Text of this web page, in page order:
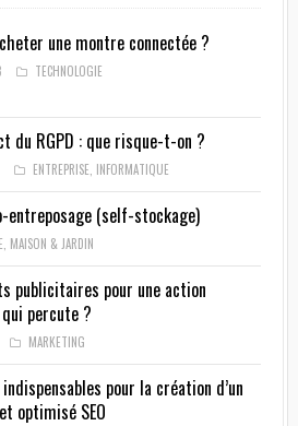
une montre connectée ?
TECHNOLOGIE
du RGPD : que risque-t-on ?
ENTREPRISE INFORMATIQUE
entreposage (self-stockage)
MAISON & JARDIN
publicitaires pour une action
percute ?
MARKETING
pour la création d’un
optimisé SEO